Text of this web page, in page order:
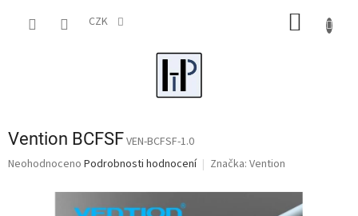
CZK
Vention BCFSFVEN-BCFSF-1.0
Průměrné
Neohodnoceno Podrobnosti hodnocení Značka: Vention